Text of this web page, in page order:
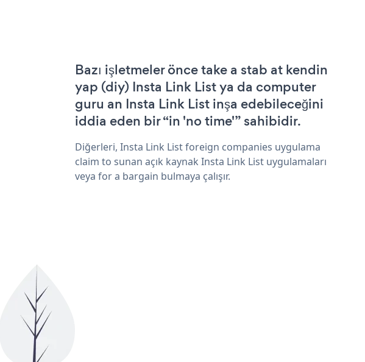
Bazı işletmeler önce take a stab at kendin
yap (diy) Insta Link List ya da computer
guru an Insta Link List inşa edebileceğini
iddia eden bir “in 'no time'” sahibidir.
Diğerleri, Insta Link List foreign companies uygulama
claim to sunan açık kaynak Insta Link List uygulamaları
veya for a bargain bulmaya çalışır.